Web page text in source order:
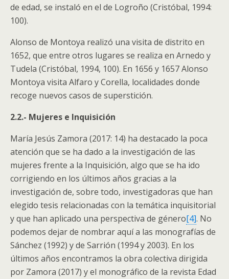
de edad, se instaló en el de Logroño (Cristóbal, 1994:
100).
Alonso de Montoya realizó una visita de distrito en
1652, que entre otros lugares se realiza en Arnedo y
Tudela (Cristóbal, 1994, 100). En 1656 y 1657 Alonso
Montoya visita Alfaro y Corella, localidades donde
recoge nuevos casos de superstición.
2.2.- Mujeres e Inquisición
María Jesús Zamora (2017: 14) ha destacado la poca
atención que se ha dado a la investigación de las
mujeres frente a la Inquisición, algo que se ha ido
corrigiendo en los últimos años gracias a la
investigación de, sobre todo, investigadoras que han
elegido tesis relacionadas con la temática inquisitorial
y que han aplicado una perspectiva de género[4]. No
podemos dejar de nombrar aquí a las monografías de
Sánchez (1992) y de Sarrión (1994 y 2003). En los
últimos años encontramos la obra colectiva dirigida
por Zamora (2017) y el monográfico de la revista Edad